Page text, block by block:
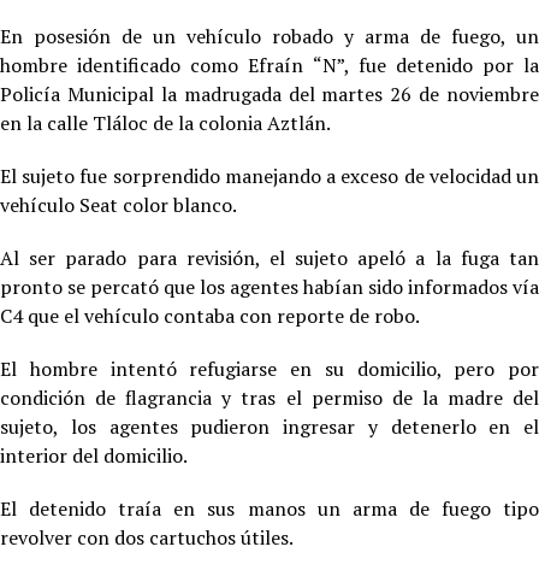
En posesión de un vehículo robado y arma de fuego, un
hombre identificado como Efraín “N”, fue detenido por la
Policía Municipal la madrugada del martes 26 de noviembre
en la calle Tláloc de la colonia Aztlán.
El sujeto fue sorprendido manejando a exceso de velocidad un
vehículo Seat color blanco.
Al ser parado para revisión, el sujeto apeló a la fuga tan
pronto se percató que los agentes habían sido informados vía
C4 que el vehículo contaba con reporte de robo.
El hombre intentó refugiarse en su domicilio, pero por
condición de flagrancia y tras el permiso de la madre del
sujeto, los agentes pudieron ingresar y detenerlo en el
interior del domicilio.
El detenido traía en sus manos un arma de fuego tipo
revolver con dos cartuchos útiles.